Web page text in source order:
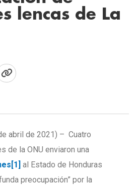
lencas de La
abril de 2021) – Cuatro
de la ONU enviaron una
[1] al Estado de Honduras
preocupación” por la